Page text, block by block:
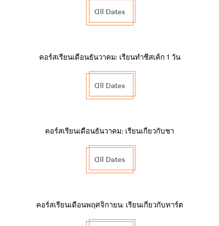
All Dates
คอร์สเรียนเดือนธันวาคม: เรียนทำชีสเค้ก 1 วัน
All Dates
คอร์สเรียนเดือนธันวาคม: เรียนเกี่ยวกับชา
All Dates
คอร์สเรียนเดือนพฤศจิกายน: เรียนเกี่ยวกับทาร์ต